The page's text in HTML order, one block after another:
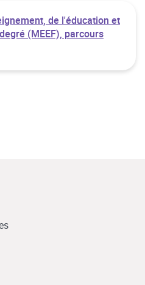
de l'éducation et
(MEEF), parcours